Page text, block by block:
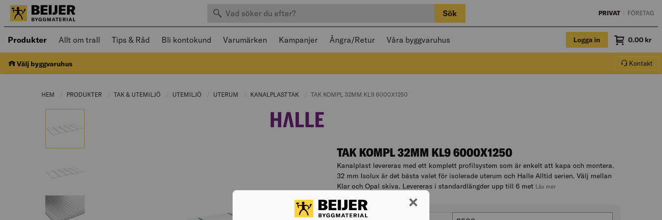
Sök efter produkter Sök PRIVAT FÖRETAG
Produkter Öppnad meny kan navigeras med piltangenter och stängas med Escape
Allt om trall Tips & Råd Bli kontokund Varumärken Kampanjer Ångra/Retur Våra byggvaruhus Logga in Varukorg.
Summa
0.00 kr
Välj byggvaruhus Kontakt
HEM PRODUKTER CURRENT PAGE:
TAK & UTEMILJÖ CURRENT PAGE:
UTEMILJÖ CURRENT PAGE:
UTERUM CURRENT PAGE:
KANALPLASTTAK CURRENT PAGE:
CURRENT PAGE:
TAK KOMPL 32MM KL9 6000X1250
TAK KOMPL 32MM KL9 6000X1250
Kanalplast levereras med ett komplett profilsystem som är enkelt att kapa och montera.
32 mm Isolux är det bästa valet för isolerade uterum och Halle Alltid serien. Välj mellan
Klar och Opal skiva. Levereras i standardlängder upp till 6 met Läs mer